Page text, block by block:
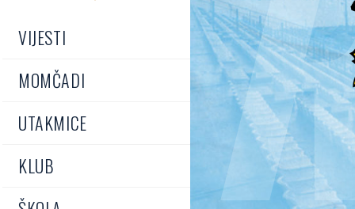
VIJESTI
MOMČADI
UTAKMICE
KLUB